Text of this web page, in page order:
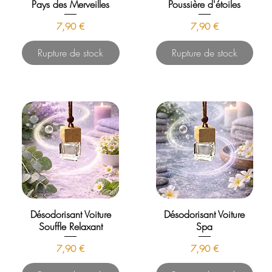
Pays des Merveilles
Prix
7,90 €
Rupture de stock
Poussière d'étoiles
Prix
7,90 €
Rupture de stock
Désodorisant Voiture
Souffle Relaxant
Prix
7,90 €
Désodorisant Voiture
Spa
Prix
7,90 €